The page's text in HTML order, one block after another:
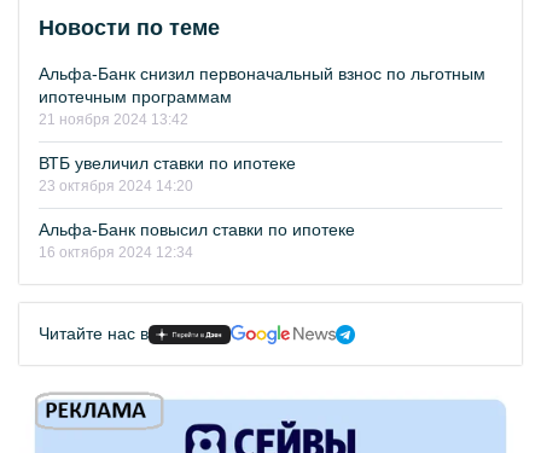
Новости по теме
Альфа-Банк снизил первоначальный взнос по льготным
ипотечным программам
21 ноября 2024 13:42
ВТБ увеличил ставки по ипотеке
23 октября 2024 14:20
Альфа-Банк повысил ставки по ипотеке
16 октября 2024 12:34
Читайте нас в